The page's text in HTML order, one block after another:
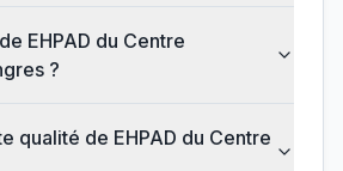
EHPAD du Centre
?
qualité de EHPAD du Centre